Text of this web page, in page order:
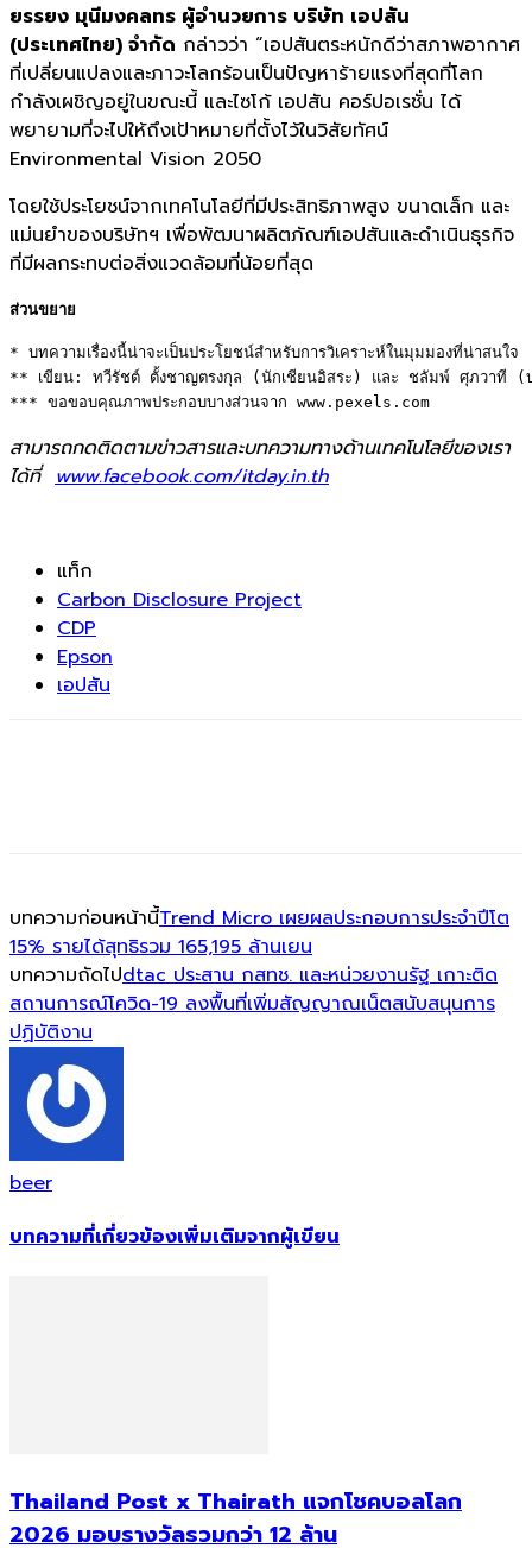
ยรรยง มุนีมงคลทร ผู้อำนวยการ บริษัท เอปสัน
(ประเทศไทย) จำกัด กล่าวว่า “เอปสันตระหนักดีว่าสภาพอากาศ
ที่เปลี่ยนแปลงและภาวะโลกร้อนเป็นปัญหาร้ายแรงที่สุดที่โลก
กำลังเผชิญอยู่ในขณะนี้ และไซโก้ เอปสัน คอร์ปอเรชั่น ได้
พยายามที่จะไปให้ถึงเป้าหมายที่ตั้งไว้ในวิสัยทัศน์
Environmental Vision 2050
โดยใช้ประโยชน์จากเทคโนโลยีที่มีประสิทธิภาพสูง ขนาดเล็ก และ
แม่นยำของบริษัทฯ เพื่อพัฒนาผลิตภัณฑ์เอปสันและดำเนินธุรกิจ
ที่มีผลกระทบต่อสิ่งแวดล้อมที่น้อยที่สุด
ส่วนขยาย
* บทความเรื่องนี้น่าจะเป็นประโยชน์สำหรับการวิเคราะห์ในมุมมองที่น่าสนใจ
** เขียน: ทวีรัชต์ ตั้งชาญตรงกุล (นักเชียนอิสระ) และ ชลัมพ์ ศุภวาที (
*** ขอขอบคุณภาพประกอบบางส่วนจาก www.pexels.com
สามารถกดติดตามข่าวสารและบทความทางด้านเทคโนโลยีของเรา
ได้ที่ www.facebook.com/itday.in.th
แท็ก
Carbon Disclosure Project
CDP
Epson
เอปสัน
บทความก่อนหน้านี้Trend Micro เผยผลประกอบการประจำปีโต
15% รายได้สุทธิรวม 165,195 ล้านเยน
บทความถัดไปdtac ประสาน กสทช. และหน่วยงานรัฐ เกาะติด
สถานการณ์โควิด-19 ลงพื้นที่เพิ่มสัญญาณเน็ตสนับสนุนการ
ปฏิบัติงาน
beer
บทความที่เกี่ยวข้องเพิ่มเติมจากผู้เขียน
Thailand Post x Thairath แจกโชคบอลโลก
2026 มอบรางวัลรวมกว่า 12 ล้าน